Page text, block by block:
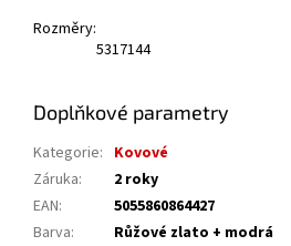
Rozměry:
5317144
Doplňkové parametry
Kategorie: Kovové
Záruka:
2 roky
EAN:
5055860864427
Barva:
Růžové zlato + modrá